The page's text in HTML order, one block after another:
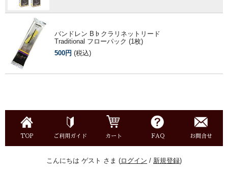
バンドレン B♭クラリネットリード
Traditional フローパック (1枚)
500円 (税込)
TOP ご利用ガイド カート FAQ お問合せ
こんにちは ゲスト さま (ログイン / 新規登録)